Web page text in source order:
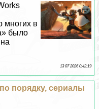
многих в
было
13 07 2026 0:42:19
порядку, сериалы